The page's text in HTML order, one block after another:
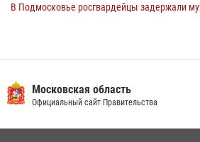
В Подмосковье росгвардейцы задержали
федеральном розыске (видео)
22 июля 2026, 14:15 1
Московская область
Официальный сайт Правительства